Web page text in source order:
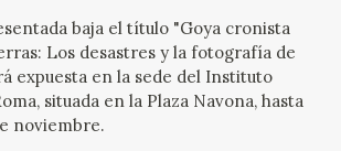
baja el título "Goya cronista
Los desastres y la fotografía de
expuesta en la sede del Instituto
situada en la Plaza Navona, hasta
noviembre.